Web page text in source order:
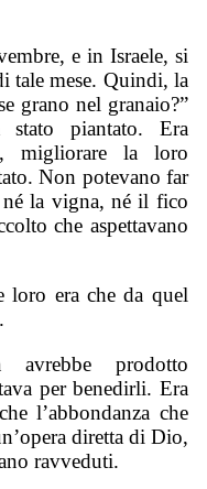
e in Israele, si
tale mese. Quindi, la
grano nel granaio?”
piantato. Era
migliorare la loro
Non potevano far
la vigna, né il fico
che aspettavano
loro era che da quel
prodotto
per benedirli. Era
l’abbondanza che
diretta di Dio,
ravveduti.